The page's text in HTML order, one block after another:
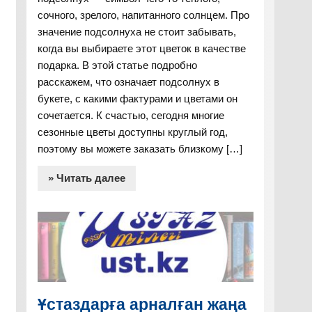
сочного, зрелого, напитанного солнцем. Про
значение подсолнуха не стоит забывать,
когда вы выбираете этот цветок в качестве
подарка. В этой статье подробно
расскажем, что означает подсолнух в
букете, с какими фактурами и цветами он
сочетается. К счастью, сегодня многие
сезонные цветы доступны круглый год,
поэтому вы можете заказать близкому […]
» Читать далее
Ұстаздарға арналған жаңа